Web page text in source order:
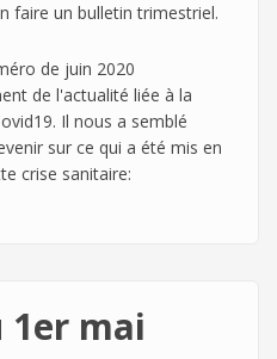
faire un bulletin trimestriel.
de juin 2020
de l'actualité liée à la
Il nous a semblé
sur ce qui a été mis en
crise sanitaire:
1er mai